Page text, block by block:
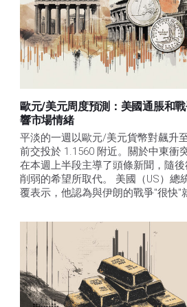
歐元/美元周度預測：美國通脹和
響市場情緒
平淡的一週以歐元/美元貨幣對飆升
前交投於 1.1560 附近。關於中東衝
在本週上半段主導了頭條新聞，隨
削弱的希望所取代。 美國（US）總
覆表示，他認為與伊朗的戰爭"很快"